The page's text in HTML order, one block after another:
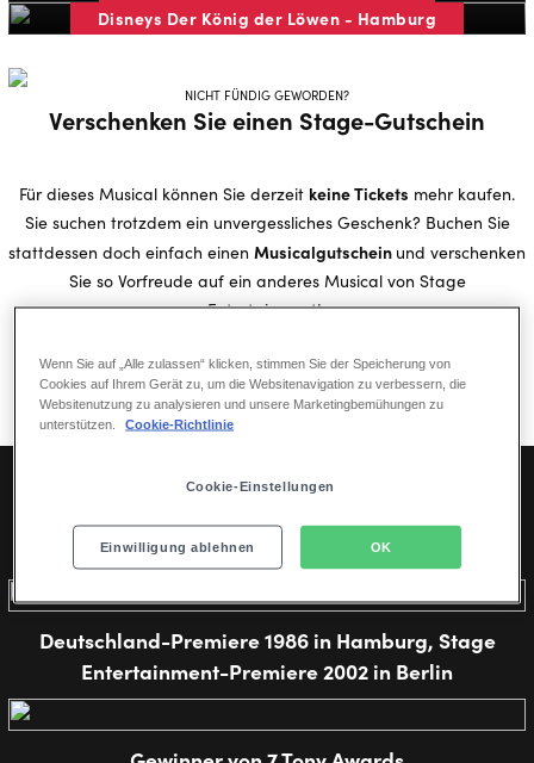
Disneys Der König der Löwen - Hamburg
NICHT FÜNDIG GEWORDEN?
Verschenken Sie einen Stage-Gutschein
Für dieses Musical können Sie derzeit keine Tickets mehr kaufen.
Sie suchen trotzdem ein unvergessliches Geschenk? Buchen Sie
stattdessen doch einfach einen Musicalgutschein und verschenken
Sie so Vorfreude auf ein anderes Musical von Stage
Entertainment!
Gutschein buchen
EINES DER ERFOLGREICHSTEN MUSICALS ALLER ZEITEN
Deutschland-Premiere 1986 in Hamburg, Stage
Entertainment-Premiere 2002 in Berlin
Wenn Sie auf „Alle zulassen“ klicken, stimmen Sie der Speicherung von
Cookies auf Ihrem Gerät zu, um die Websitenavigation zu verbessern, die
Websitenutzung zu analysieren und unsere Marketingbemühungen zu
unterstützen.
Cookie-Richtlinie
Cookie-Einstellungen
Einwilligung ablehnen OK